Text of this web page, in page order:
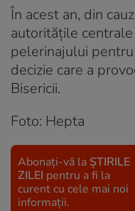
În acest an, din
autoritățile
pelerinajului pentru
decizie care a
Bisericii.
Foto: Hepta
Abonați-vă la ȘTIRILE
ZILEI pentru a fi la
curent cu cele mai noi
informații.